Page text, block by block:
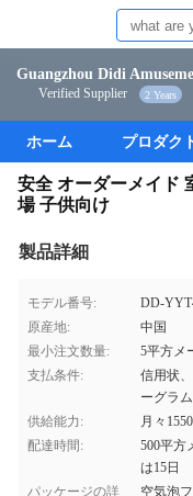
Verified Supplier 2 Years
ホーム プロダク
安全 オーダーメイド
場 子供向け
製品詳細
モデル番号:
DD-
原産地:
中国
最小注文数量:
5平方メ
支払条件:
信用状
ーグラム
供給能力:
月々
配達時間:
500平方
は15日
パッケージの詳
空気泡